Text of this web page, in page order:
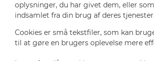
oplysninger, du har givet dem, eller
indsamlet fra din brug af deres tjenester.
Cookies er små tekstfiler, som kan
til at gøre en brugers oplevelse mere